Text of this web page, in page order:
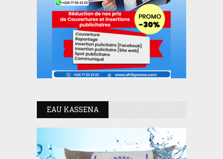
EAU KASSENA